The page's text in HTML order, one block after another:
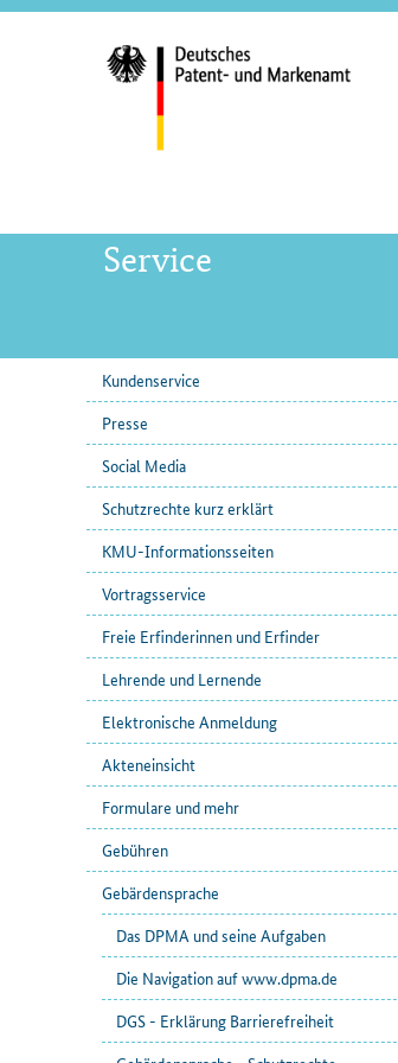
Service
Unternavigation
Kundenservice
Presse
Social Media
Schutzrechte kurz erklärt
KMU-Informationsseiten
Vortragsservice
Freie Erfinderinnen und Erfinder
Lehrende und Lernende
Elektronische Anmeldung
Akteneinsicht
Formulare und mehr
Gebühren
Gebärdensprache
Das DPMA und seine Aufgaben
Die Navigation auf www.dpma.de
DGS - Erklärung Barrierefreiheit